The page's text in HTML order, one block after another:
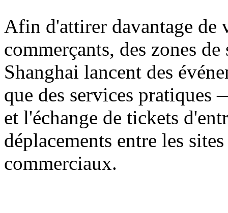
Afin d'attirer davantage de
commerçants, des zones
Shanghai lancent des
que des services pratiques
et l'échange de tickets
déplacements entre les
commerciaux.